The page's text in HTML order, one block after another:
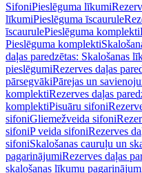
SifoniPieslēguma līkumi
līkumiPieslēguma īscaurule
īscaurulePieslēguma komplekti
Pieslēguma komplekti
daļas paredzētas: Skalošanas
pieslēgumiRezerves daļas
pārsegvākiPārejas un
komplektiRezerves daļas
komplektiPisuāru sifoni
sifoniGliemežveida sifoni
sifoniP veida sifoniRezerves
sifoniSkalošanas cauruļu un
pagarinājumiRezerves daļas
skalošanas līkumu